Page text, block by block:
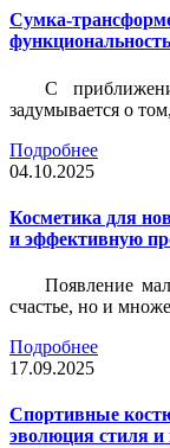
Сумка-
С
задумывается о
Подробнее
04.10.2025
Косметика для
и эффективную
Появление
счастье, но и
Подробнее
17.09.2025
Спортивные
эволюция стиля и